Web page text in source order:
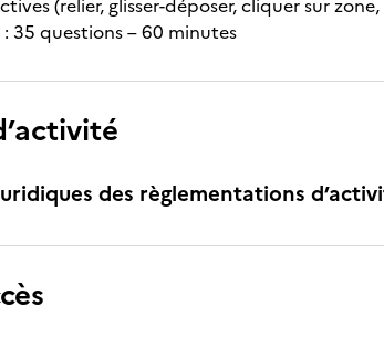
(relier, glisser-déposer, cliquer sur
35 questions – 60 minutes
des règlementations